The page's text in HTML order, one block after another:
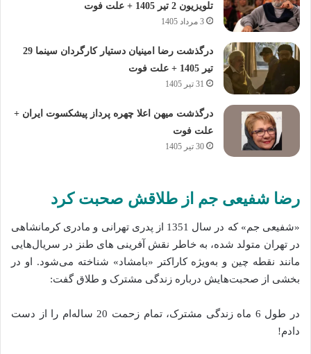
تلویزیون 2 تیر 1405 + علت فوت
3 مرداد 1405
درگذشت رضا امینیان دستیار کارگردان سینما 29
تیر 1405 + علت فوت
31 تیر 1405
درگذشت میهن اعلا چهره پرداز پیشکسوت ایران +
علت فوت
30 تیر 1405
رضا شفیعی جم از طلاقش صحبت کرد
«شفیعی جم» که در سال 1351 از پدری تهرانی و مادری کرمانشاهی
در تهران متولد شده، به خاطر نقش‌ آفرینی‌ های طنز در سریال‌هایی
مانند نقطه چین و به‌ویژه کاراکتر «بامشاد» شناخته می‌شود. او در
بخشی از صحبت‌هایش درباره زندگی مشترک و طلاق گفت:
در طول 6 ماه زندگی مشترک، تمام زحمت 20 ساله‌ام را از دست
دادم!